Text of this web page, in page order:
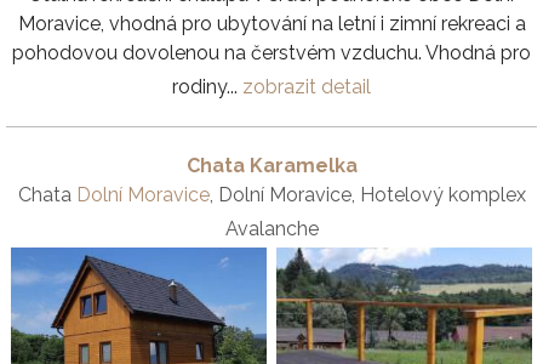
Moravice, vhodná pro ubytování na letní i zimní rekreaci a
pohodovou dovolenou na čerstvém vzduchu. Vhodná pro
rodiny... zobrazit detail
Chata Karamelka
Chata Dolní Moravice, Dolní Moravice, Hotelový komplex
Avalanche